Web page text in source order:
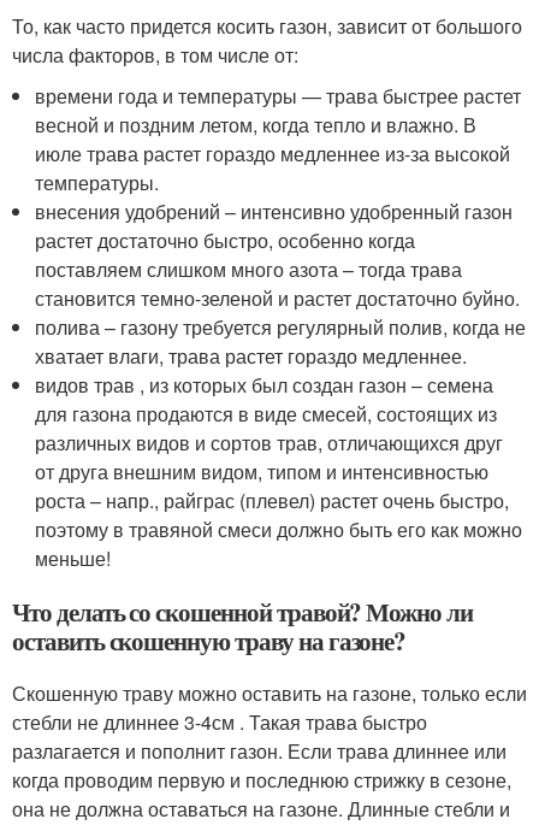
То, как часто придется косить газон, зависит от большого
числа факторов, в том числе от:
времени года и температуры — трава быстрее растет
весной и поздним летом, когда тепло и влажно. В
июле трава растет гораздо медленнее из-за высокой
температуры.
внесения удобрений – интенсивно удобренный газон
растет достаточно быстро, особенно когда
поставляем слишком много азота – тогда трава
становится темно-зеленой и растет достаточно буйно.
полива – газону требуется регулярный полив, когда не
хватает влаги, трава растет гораздо медленнее.
видов трав , из которых был создан газон – семена
для газона продаются в виде смесей, состоящих из
различных видов и сортов трав, отличающихся друг
от друга внешним видом, типом и интенсивностью
роста – напр., райграс (плевел) растет очень быстро,
поэтому в травяной смеси должно быть его как можно
меньше!
Что делать со скошенной травой? Можно ли
оставить скошенную траву на газоне?
Скошенную траву можно оставить на газоне, только если
стебли не длиннее 3-4см . Такая трава быстро
разлагается и пополнит газон. Если трава длиннее или
когда проводим первую и последнюю стрижку в сезоне,
она не должна оставаться на газоне. Длинные стебли и